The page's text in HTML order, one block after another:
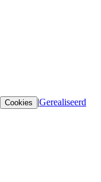
Cookies |Gerealiseerd